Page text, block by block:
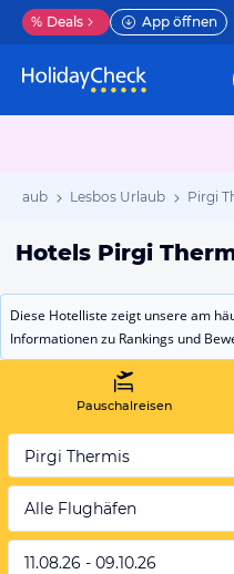
% Deals App öffnen
Urlaub Lesbos Urlaub Pirgi
Hotels Pirgi
Diese Hotelliste zeigt unsere am
Informationen zu Rankings und
Pauschalreisen
Pirgi Thermis
Alle Flughäfen
11.08.26 - 09.10.26